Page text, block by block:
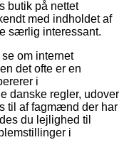
butik på nettet
med indholdet af
særlig interessant.
om internet
det ofte er en
i
danske regler, udover
til af fagmænd der har
du lejlighed til
i